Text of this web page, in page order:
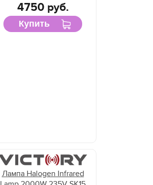
4750 руб.
Купить
Лампа Halogen Infrared